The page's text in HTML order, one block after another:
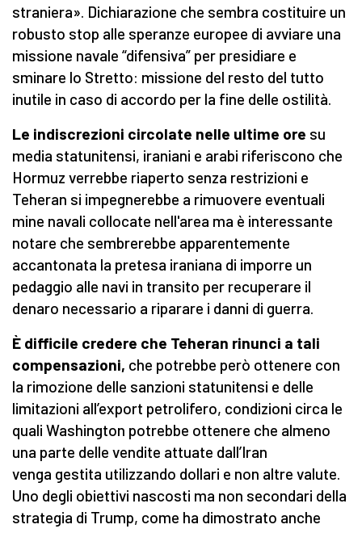
straniera». Dichiarazione che sembra costituire un
robusto stop alle speranze europee di avviare una
missione navale “difensiva” per presidiare e
sminare lo Stretto: missione del resto del tutto
inutile in caso di accordo per la fine delle ostilità.
Le indiscrezioni circolate nelle ultime ore su
media statunitensi, iraniani e arabi riferiscono che
Hormuz verrebbe riaperto senza restrizioni e
Teheran si impegnerebbe a rimuovere eventuali
mine navali collocate nell'area ma è interessante
notare che sembrerebbe apparentemente
accantonata la pretesa iraniana di imporre un
pedaggio alle navi in transito per recuperare il
denaro necessario a riparare i danni di guerra.
È difficile credere che Teheran rinunci a tali
compensazioni, che potrebbe però ottenere con
la rimozione delle sanzioni statunitensi e delle
limitazioni all’export petrolifero, condizioni circa le
quali Washington potrebbe ottenere che almeno
una parte delle vendite attuate dall’Iran
venga gestita utilizzando dollari e non altre valute.
Uno degli obiettivi nascosti ma non secondari della
strategia di Trump, come ha dimostrato anche